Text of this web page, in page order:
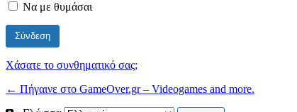
Να με θυμάσαι
Χάσατε το συνθηματικό σας;
← Πήγαινε στο GameOver.gr – Videogames and more.